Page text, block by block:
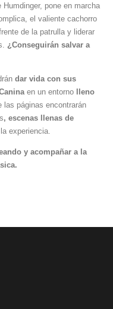
pone en marcha
el valiente cachorro
de la patrulla y liderar
¿Conseguirán salvar a
dar vida con sus
en un entorno
lleno
las páginas encontrarán
, escenas llenas de
experiencia.
y acompañar a la